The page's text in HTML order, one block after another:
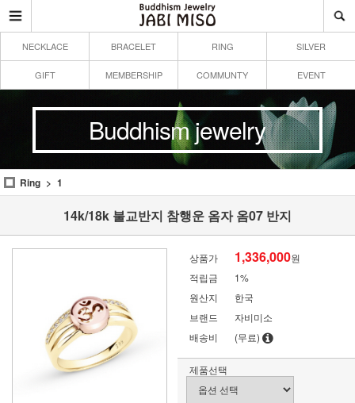
NECKLACE BRACELET RING SILVER
GIFT MEMBERSHIP COMMUNTY EVENT
Buddhism jewelry
Ring 1
14k/18k 불교반지 참행운 옴자 옴07 반지
상품가 1,336,000원
적립금
1%
원산지
한국
브랜드
자비미소
배송비
(무료)
제품선택